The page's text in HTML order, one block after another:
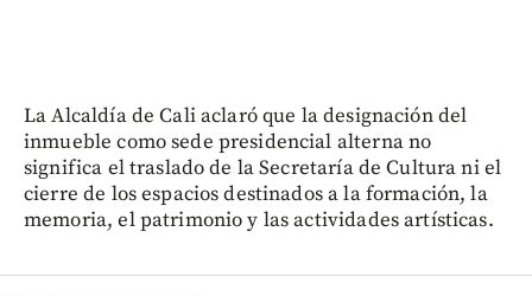
La Alcaldía de Cali aclaró que la designación del
inmueble como sede presidencial alterna no
significa el traslado de la Secretaría de Cultura ni el
cierre de los espacios destinados a la formación, la
memoria, el patrimonio y las actividades artísticas.